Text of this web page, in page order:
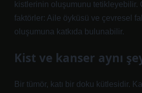
kistlerinin oluşumunu tetikleyebilir.
faktörler: Aile öyküsü ve çevresel
oluşumuna katkıda bulunabilir.
Kist ve kanser aynı
Bir tümör, katı bir doku kütlesidir.